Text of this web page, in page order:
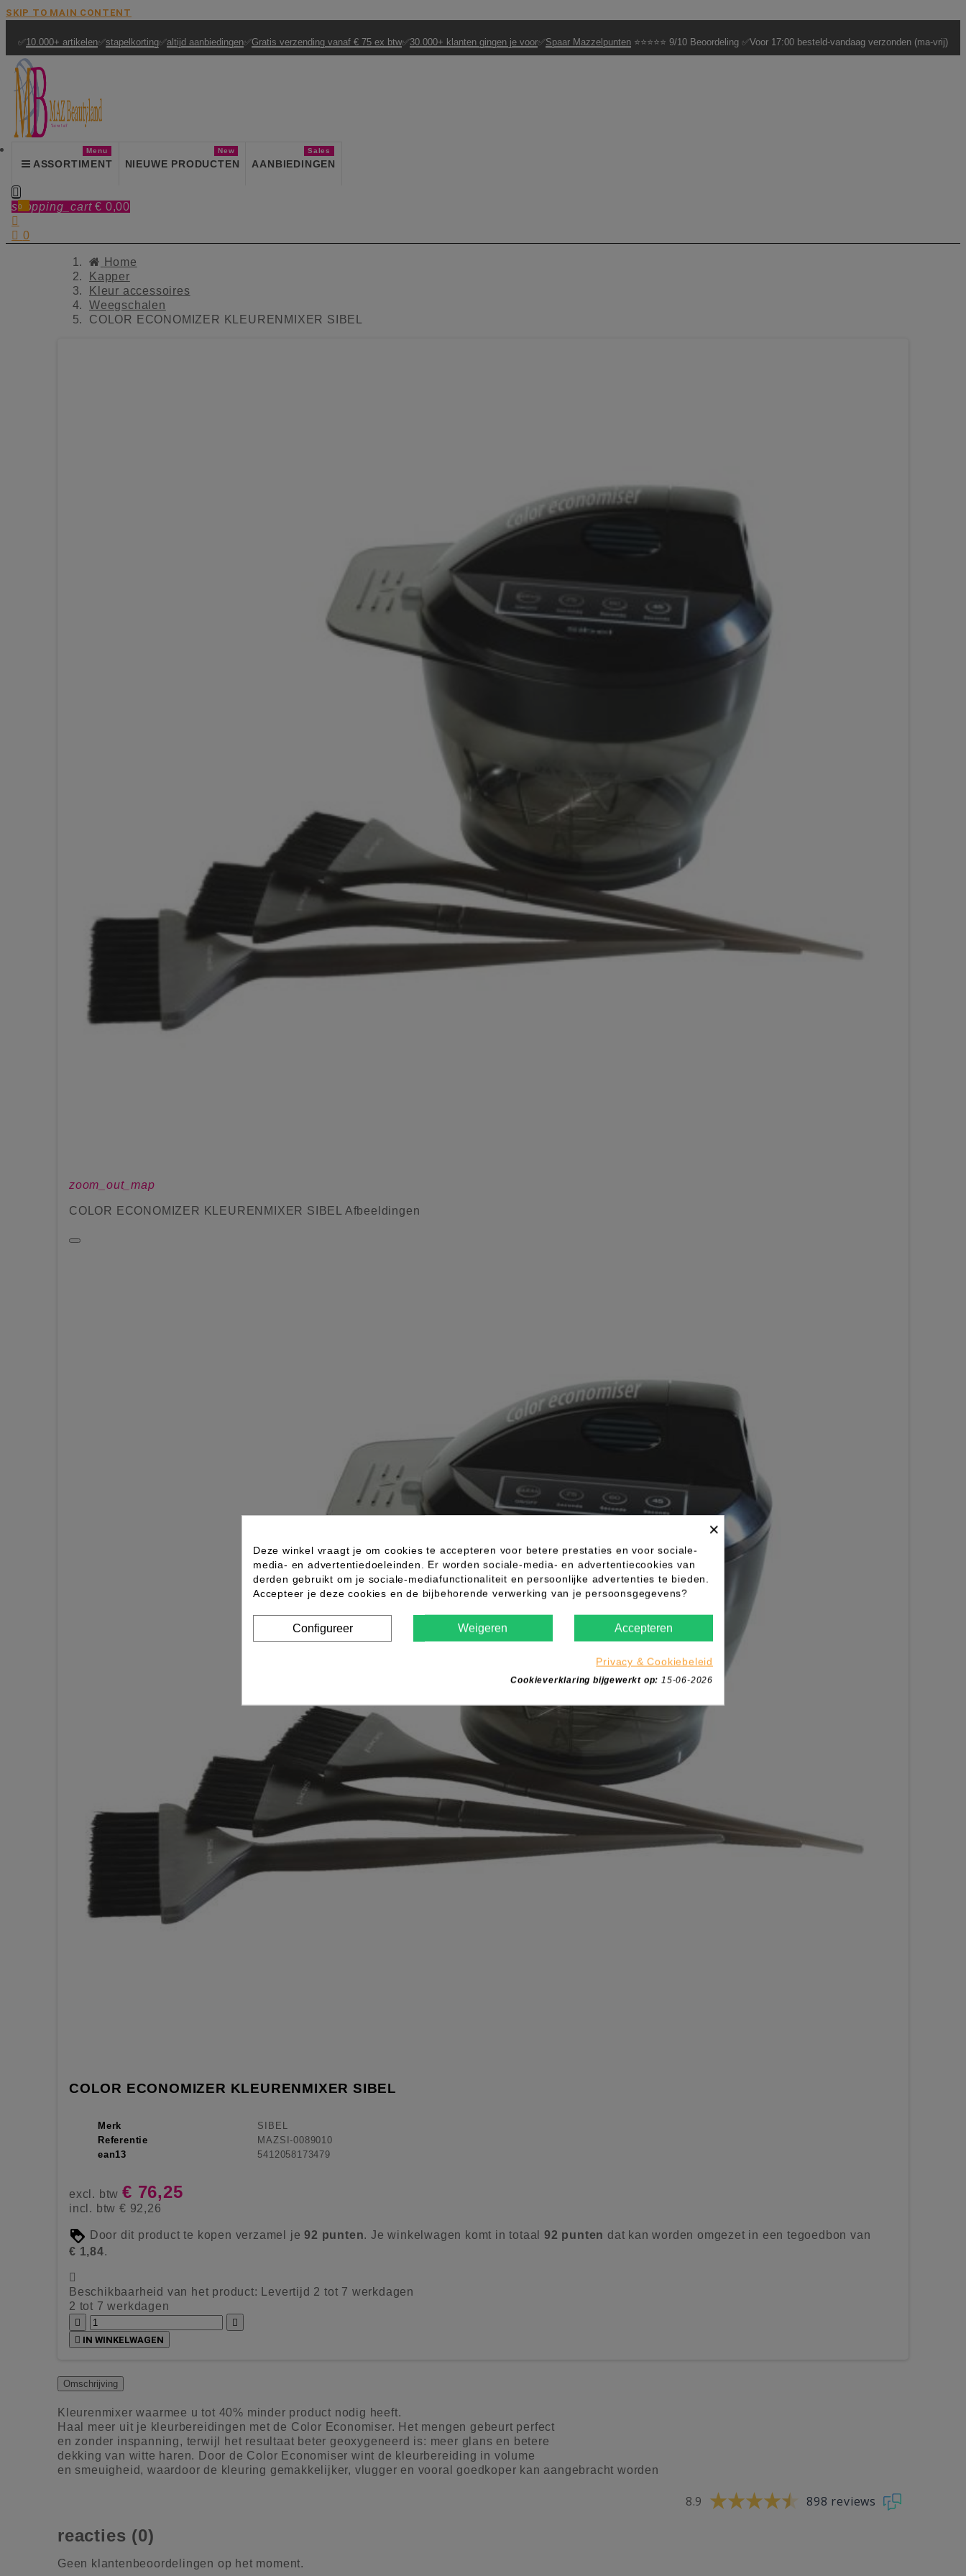
SKIP TO MAIN CONTENT
✅10.000+ artikelen✅stapelkorting✅altijd aanbiedingen✅Gratis verzending vanaf € 75 ex btw✅30.000+ klanten gingen je voor✅Spaar Mazzelpunten ⭐⭐⭐⭐⭐ 9/10 Beoordeling ✅Voor 17:00 besteld-vandaag verzonden (ma-vrij)
ASSORTIMENT
Menu
NIEUWE PRODUCTEN
New
AANBIEDINGEN
Sales

shopping_cart € 0,00
0

 0
Home
Kapper
Kleur accessoires
Weegschalen
COLOR ECONOMIZER KLEURENMIXER SIBEL
zoom_out_map
COLOR ECONOMIZER KLEURENMIXER SIBEL Afbeeldingen
COLOR ECONOMIZER KLEURENMIXER SIBEL
Merk
SIBEL
Referentie
MAZSI-0089010
ean13
5412058173479
excl. btw € 76,25
incl. btw € 92,26
Door dit product te kopen verzamel je92 punten. Je winkelwagen komt in totaal92 punten dat kan worden omgezet in een tegoedbon van
€ 1,84.

Beschikbaarheid van het product:
Levertijd 2 tot 7 werkdagen
2 tot 7 werkdagen


 IN WINKELWAGEN
Omschrijving
Kleurenmixer waarmee u tot 40% minder product nodig heeft.
Haal meer uit je kleurbereidingen met de Color Economiser. Het mengen gebeurt perfect
en zonder inspanning, terwijl het resultaat beter geoxygeneerd is: meer glans en betere
dekking van witte haren. Door de Color Economiser wint de kleurbereiding in volume
en smeuigheid, waardoor de kleuring gemakkelijker, vlugger en vooral goedkoper kan aangebracht worden
8.9 898 reviews
reacties (0)
Geen klantenbeoordelingen op het moment.
×
Deze winkel vraagt je om cookies te accepteren voor betere prestaties en voor sociale-
media- en advertentiedoeleinden. Er worden sociale-media- en advertentiecookies van
derden gebruikt om je sociale-mediafunctionaliteit en persoonlijke advertenties te bieden.
Accepteer je deze cookies en de bijbehorende verwerking van je persoonsgegevens?
Configureer Weigeren Accepteren
Privacy & Cookiebeleid
Cookieverklaring bijgewerkt op: 15-06-2026